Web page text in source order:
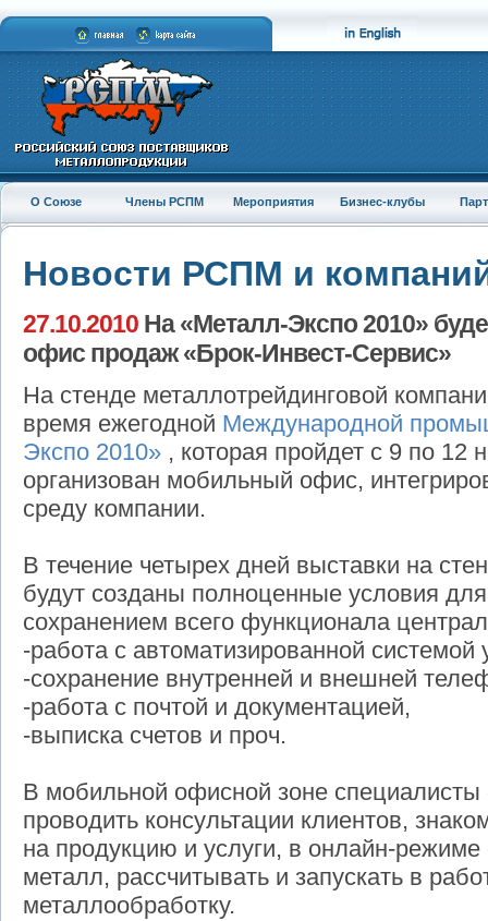
О Союзе Члены РСПМ Мероприятия Бизнес-клубы
Новости РСПМ и
27.10.2010 На «Металл-Экспо 2010»
офис продаж «Брок-Инвест-Сервис»
На стенде металлотрейдинговой
время ежегодной Международной
Экспо 2010» , которая пройдет с 9 по 12
организован мобильный офис,
среду компании.
В течение четырех дней выставки на
будут созданы полноценные условия
сохранением всего функционала
-работа с автоматизированной
-сохранение внутренней и внешней
-работа с почтой и документацией,
-выписка счетов и проч.
В мобильной офисной зоне
проводить консультации клиентов,
на продукцию и услуги, в онлайн-
металл, рассчитывать и запускать в
металлообработку.